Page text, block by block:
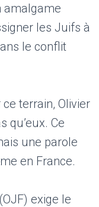
amalgame
les Juifs à
le conflit
terrain, Olivier
qu’eux. Ce
une parole
en France.
exige le